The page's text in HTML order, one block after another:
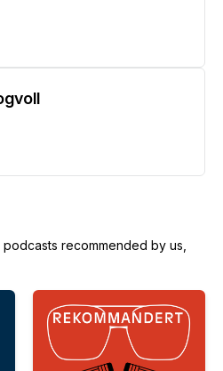
recommended by us,